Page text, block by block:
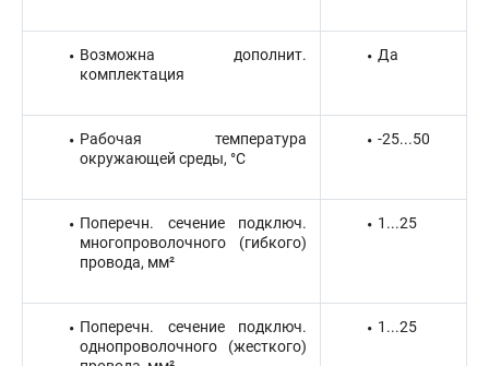
Возможна дополнит.
комплектация
Да
Рабочая температура
окружающей среды, °C
-25...50
Поперечн. сечение подключ.
многопроволочного (гибкого)
провода, мм²
1...25
Поперечн. сечение подключ.
однопроволочного (жесткого)
1...25